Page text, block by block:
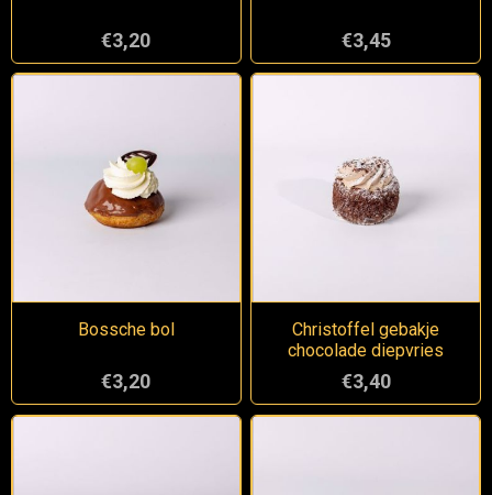
€3,20 €3,45
Bossche bol
€3,20
Christoffel gebakje
chocolade diepvries
€3,40